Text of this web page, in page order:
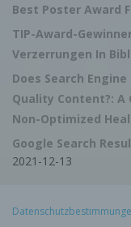
Best Poster Award
TIP-Award-
Verzerrungen In
Does Search
Quality Content?: A
Non-Optimized
Google Search
2021-12-13
Die
Zwecke
sind.
die sich die
Buchstabe
DS-GVO
GVO
esliegen
Die